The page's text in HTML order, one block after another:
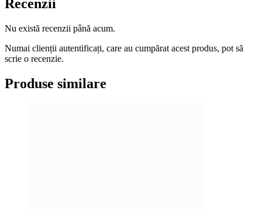
Recenzii
Nu există recenzii până acum.
Numai clienții autentificați, care au cumpărat acest produs, pot să
scrie o recenzie.
Produse similare